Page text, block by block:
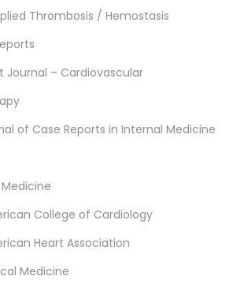
Thrombosis / Hemostasis
Journal – Cardiovascular
of Case Reports in Internal Medicine
College of Cardiology
Heart Association
Medicine